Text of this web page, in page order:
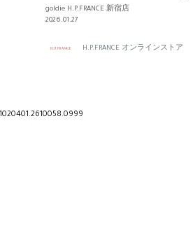
–
goldie H.P.FRANCE 新宿店
2026.01.27
H.P.FRANCE オンラインストア
1020401.2610058.0999